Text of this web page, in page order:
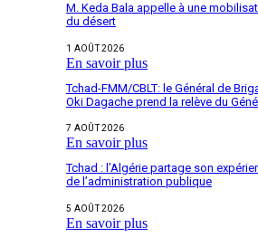
M. Keda Bala appelle à une
du désert
1 AOÛT 2026
En savoir plus
Tchad-FMM/CBLT: le Général de
Oki Dagache prend la relève du
7 AOÛT 2026
En savoir plus
Tchad : l’Algérie partage son
de l’administration publique
5 AOÛT 2026
En savoir plus